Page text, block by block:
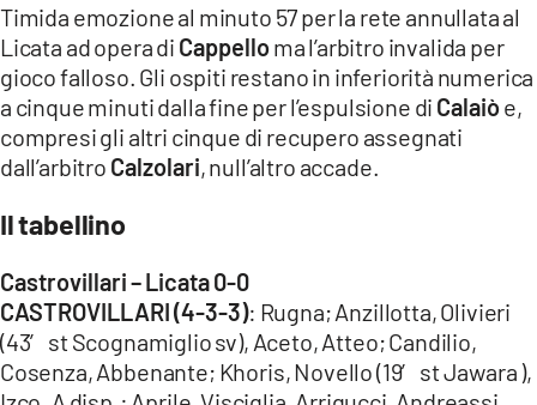
Timida emozione al minuto 57 per la rete annullata al
Licata ad opera di Cappelloma l’arbitro invalida per
gioco falloso. Gli ospiti restano in inferiorità numerica
a cinque minuti dalla fine per l’espulsione di Calaiòe,
compresi gli altri cinque di recupero assegnati
dall’arbitro Calzolari, null’altro accade.
Il tabellino
Castrovillari – Licata 0-0
CASTROVILLARI (4-3-3): Rugna; Anzillotta, Olivieri
(43′ st Scognamiglio sv), Aceto, Atteo; Candilio,
Cosenza, Abbenante; Khoris, Novello (19′ st Jawara ),